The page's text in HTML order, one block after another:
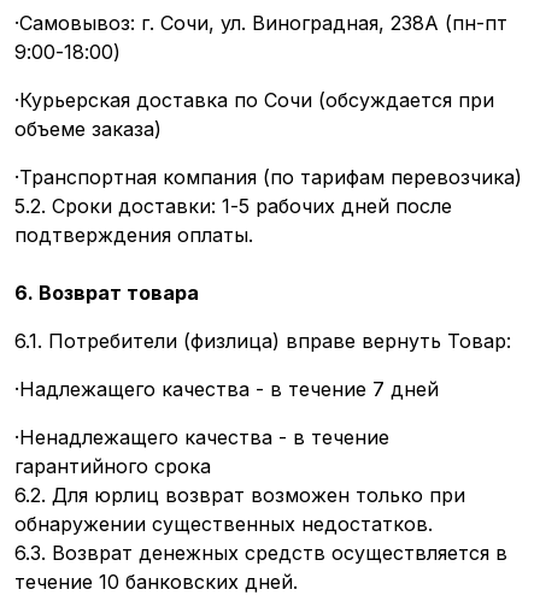
·Самовывоз: г. Сочи, ул. Виноградная, 238А (пн-пт
9:00-18:00)
·Курьерская доставка по Сочи (обсуждается при
объеме заказа)
·Транспортная компания (по тарифам перевозчика)
5.2. Сроки доставки: 1-5 рабочих дней после
подтверждения оплаты.
6. Возврат товара
6.1. Потребители (физлица) вправе вернуть Товар:
·Надлежащего качества - в течение 7 дней
·Ненадлежащего качества - в течение
гарантийного срока
6.2. Для юрлиц возврат возможен только при
обнаружении существенных недостатков.
6.3. Возврат денежных средств осуществляется в
течение 10 банковских дней.